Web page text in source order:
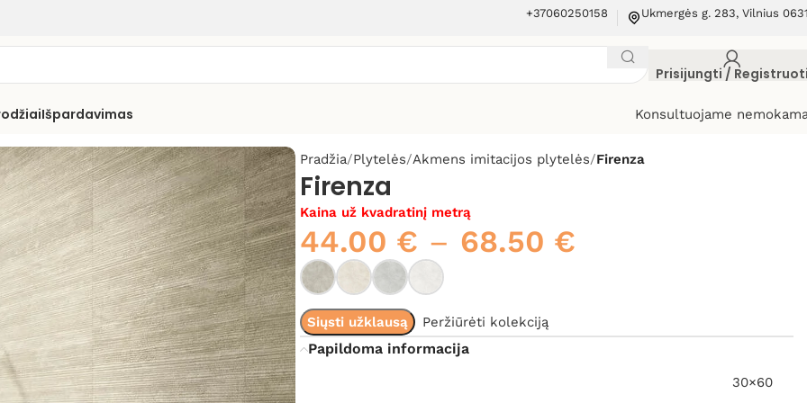
+37060250158 Ukmergės g. 283, Vilnius
Prisijungti /
Išpardavimas Konsultuojame
Pradžia Plytelės Akmens imitacijos plytelės Firenza
Firenza
Kaina už kvadratinį metrą
44.00 € – 68.50 €
Siųsti užklausą Peržiūrėti kolekciją
Papildoma informacija
30×60